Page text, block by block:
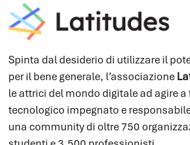
Spinta dal desiderio di utilizzare il
per il bene generale, l’associazione
le attrici del mondo digitale ad agire
tecnologico impegnato e
una community di oltre 750